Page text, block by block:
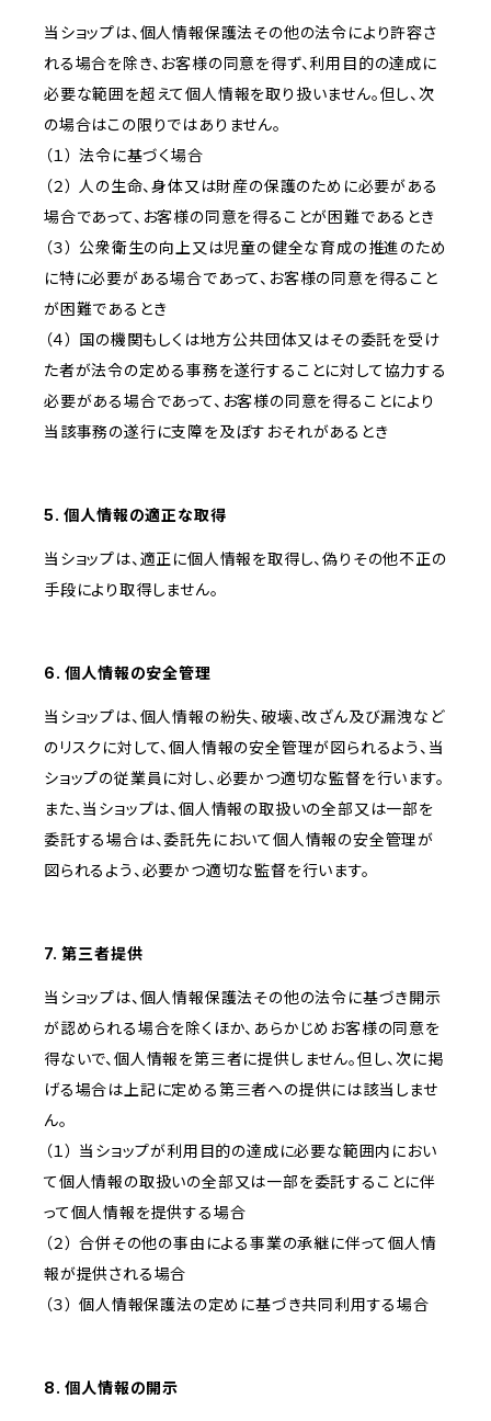
当ショップは、個人情報保護法その他の法令により許容さ
れる場合を除き、お客様の同意を得ず、利用目的の達成に
必要な範囲を超えて個人情報を取り扱いません。但し、次
の場合はこの限りではありません。
（１） 法令に基づく場合
（２） 人の生命、身体又は財産の保護のために必要がある
場合であって、お客様の同意を得ることが困難であるとき
（３） 公衆衛生の向上又は児童の健全な育成の推進のため
に特に必要がある場合であって、お客様の同意を得ること
が困難であるとき
（４） 国の機関もしくは地方公共団体又はその委託を受け
た者が法令の定める事務を遂行することに対して協力する
必要がある場合であって、お客様の同意を得ることにより
当該事務の遂行に支障を及ぼすおそれがあるとき
5. 個人情報の適正な取得
当ショップは、適正に個人情報を取得し、偽りその他不正の
手段により取得しません。
6. 個人情報の安全管理
当ショップは、個人情報の紛失、破壊、改ざん及び漏洩など
のリスクに対して、個人情報の安全管理が図られるよう、当
ショップの従業員に対し、必要かつ適切な監督を行います。
また、当ショップは、個人情報の取扱いの全部又は一部を
委託する場合は、委託先において個人情報の安全管理が
図られるよう、必要かつ適切な監督を行います。
7. 第三者提供
当ショップは、個人情報保護法その他の法令に基づき開示
が認められる場合を除くほか、あらかじめお客様の同意を
得ないで、個人情報を第三者に提供しません。但し、次に掲
げる場合は上記に定める第三者への提供には該当しませ
ん。
（１） 当ショップが利用目的の達成に必要な範囲内におい
て個人情報の取扱いの全部又は一部を委託することに伴
って個人情報を提供する場合
（２） 合併その他の事由による事業の承継に伴って個人情
報が提供される場合
（３） 個人情報保護法の定めに基づき共同利用する場合
8. 個人情報の開示